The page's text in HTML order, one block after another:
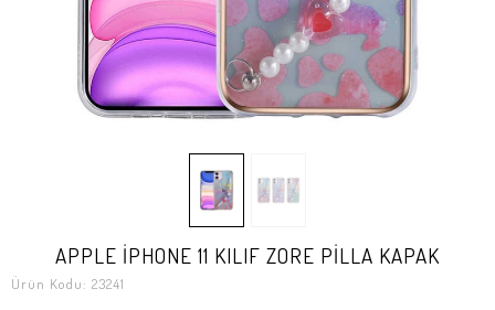
APPLE İPHONE 11 KILIF ZORE PİLLA KAPAK
Ürün Kodu: 23241